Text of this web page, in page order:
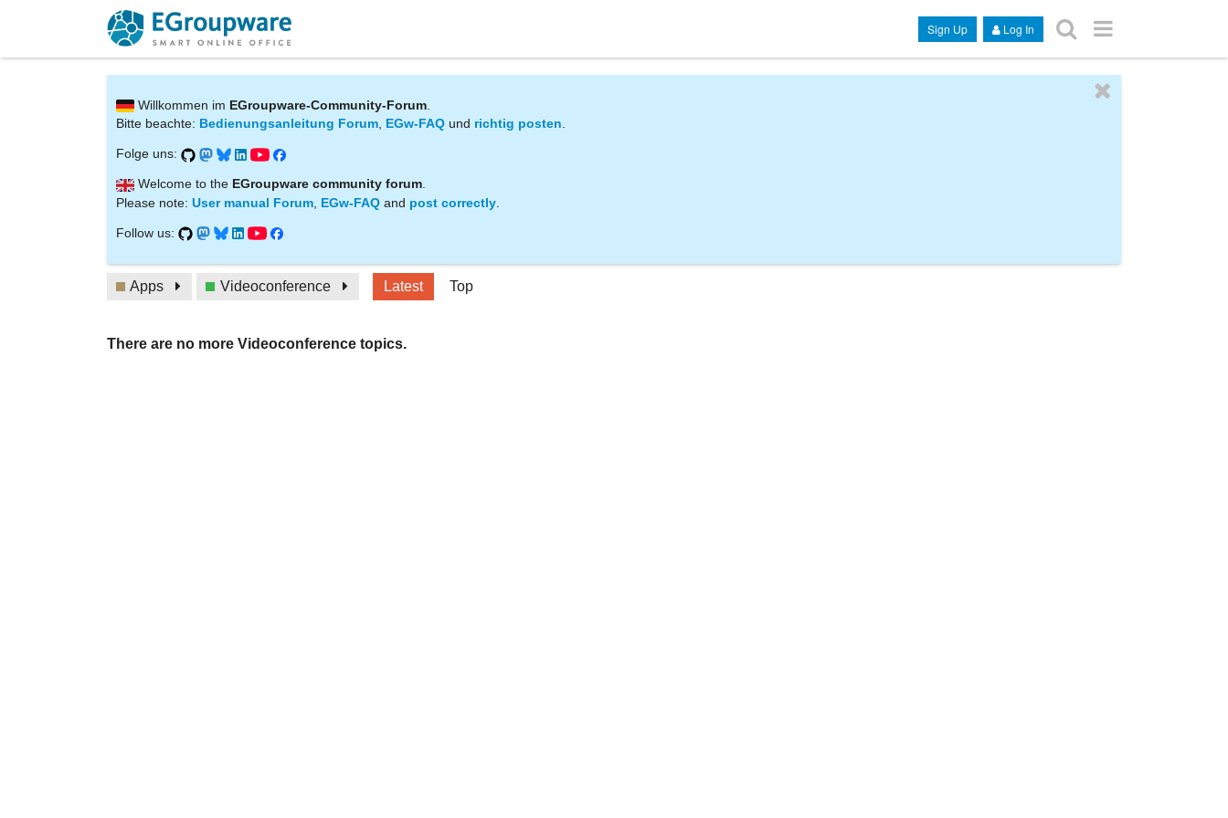
Sign Up Log In
Willkommen im EGroupware-Community-Forum
Bitte beachte: Bedienungsanleitung Forum, EGw-FAQ und richtig posten.
Folge uns:
Welcome to the EGroupware community forum.
Please note: User manual Forum EGw-FAQ and post correctly
Follow us:
Apps Videoconference Latest Top
There are no more Videoconference topics.